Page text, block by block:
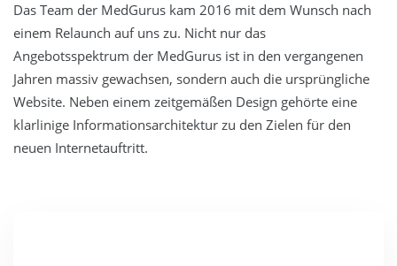
Das Team der MedGurus kam 2016 mit dem Wunsch nach
einem Relaunch auf uns zu. Nicht nur das
Angebotsspektrum der MedGurus ist in den vergangenen
Jahren massiv gewachsen, sondern auch die ursprüngliche
Website. Neben einem zeitgemäßen Design gehörte eine
klarlinige Informationsarchitektur zu den Zielen für den
neuen Internetauftritt.